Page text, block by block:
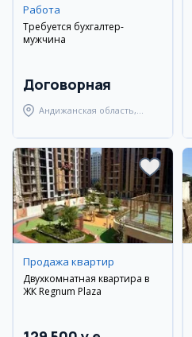
Работа
Требуется бухгалтер-
мужчина
Договорная
Андижанская область,
Продажа квартир
Двухкомнатная квартира в
ЖК Regnum Plaza